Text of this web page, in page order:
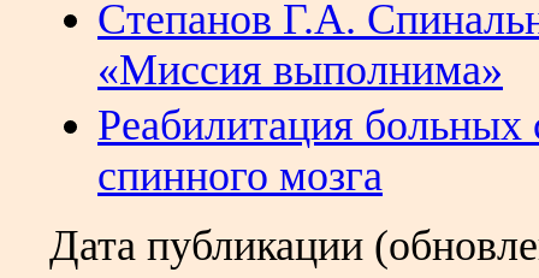
Степанов Г.А.
«Миссия выполнима»
Реабилитация больных
спинного мозга
Дата публикации